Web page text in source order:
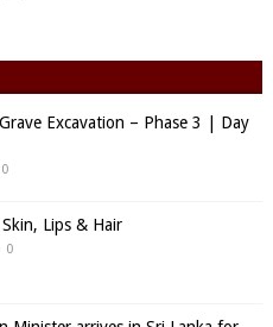
Excavation – Phase 3 | Day
0
Lips & Hair
0